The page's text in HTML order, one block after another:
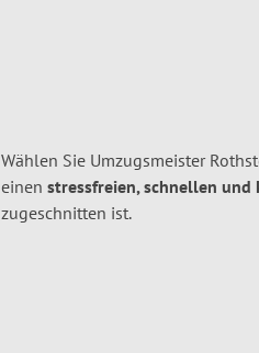
Wählen Sie Umzugsmeister
einen stressfreien, schnellen und
zugeschnitten ist.